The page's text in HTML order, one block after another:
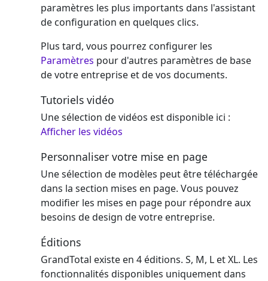
paramètres les plus importants dans l'assistant
de configuration en quelques clics.
Plus tard, vous pourrez configurer les
Paramètres pour d'autres paramètres de base
de votre entreprise et de vos documents.
Tutoriels vidéo
Une sélection de vidéos est disponible ici :
Afficher les vidéos
Personnaliser votre mise en page
Une sélection de modèles peut être téléchargée
dans la section mises en page. Vous pouvez
modifier les mises en page pour répondre aux
besoins de design de votre entreprise.
Éditions
GrandTotal existe en 4 éditions. S, M, L et XL. Les
fonctionnalités disponibles uniquement dans